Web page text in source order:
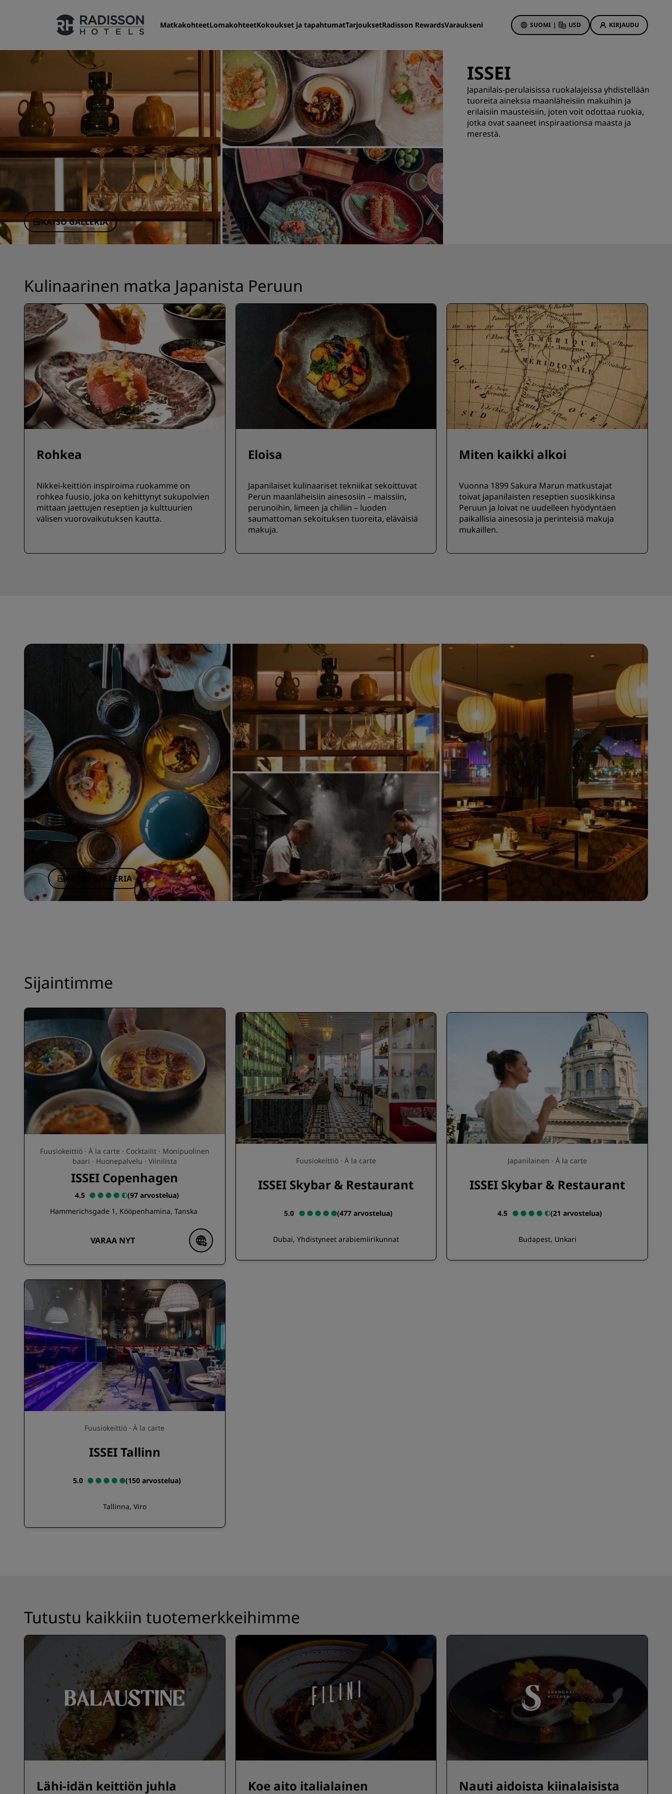
MatkakohteetLomakohteetKokoukset ja tapahtumatTarjouksetRadisson RewardsVaraukseni SUOMI | USD KIRJAUDU
Hotelliketjumme
Radisson Hotels -brändit
Löydä itsellesi hotelli
Matkakohteet
Lomakohteet
Täyden palvelun huoneistot
Lentokenttähotellit
Uudet ja tulevat hotellit
Kokoukset ja tapahtumat
Tutustu Radisson Meetingsiin
Varaa kokoustila
Pyydä tarjous
Etsi lentoja
Ruokailu
Etsi ravintolaa
Digitaaliset palvelut
Radisson Hotels -sovellus
Tutustu tarjouksiin
Ensimmäisellä kerralla onnistaa
Deals of the Day
Käy blogissamme
Radisson Rewards
Tutustu Radisson Rewardsiin
Edut
Pisteiden käyttö
Pisteiden ansaitseminen
Varaajat ja suunnittelijat
LIITY
KATSO GALLERIA
ISSEI
Japanilais-perulaisissa ruokalajeissa yhdistellään
tuoreita aineksia maanläheisiin makuihin ja
erilaisiin mausteisiin, joten voit odottaa ruokia,
jotka ovat saaneet inspiraationsa maasta ja
merestä.
Kulinaarinen matka Japanista Peruun
Rohkea
Nikkei-keittiön inspiroima ruokamme on
rohkea fuusio, joka on kehittynyt sukupolvien
mittaan jaettujen reseptien ja kulttuurien
välisen vuorovaikutuksen kautta.
Eloisa
Japanilaiset kulinaariset tekniikat sekoittuvat
Perun maanläheisiin ainesosiin – maissiin,
perunoihin, limeen ja chiliin – luoden
saumattoman sekoituksen tuoreita, eläväisiä
makuja.
Miten kaikki alkoi
Vuonna 1899 Sakura Marun matkustajat
toivat japanilaisten reseptien suosikkinsa
Peruun ja loivat ne uudelleen hyödyntäen
paikallisia ainesosia ja perinteisiä makuja
mukaillen.
KATSO GALLERIA
Sijaintimme
Fuusiokeittiö · À la carte · Cocktailit · Monipuolinen
baari · Huonepalvelu · Viinilista
ISSEI Copenhagen
4.5 (97 arvostelua)
Hammerichsgade 1, Kööpenhamina, Tanska
VARAA NYT
Fuusiokeittiö · À la carte
ISSEI Skybar & Restaurant
5.0 (477 arvostelua)
Dubai, Yhdistyneet arabiemiirikunnat
Japanilainen · À la carte
ISSEI Skybar & Restaurant
4.5 (21 arvostelua)
Budapest, Unkari
Fuusiokeittiö · À la carte
ISSEI Tallinn
5.0 (150 arvostelua)
Tallinna, Viro
Tutustu kaikkiin tuotemerkkeihimme
Lähi-idän keittiön juhla
Koe aito italialainen
Nauti aidoista kiinalaisista